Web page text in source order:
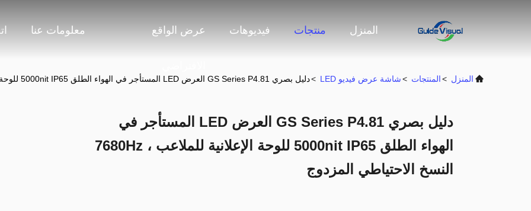
المنزل منتجات فيديوهات عرض الواقع معلومات عنا
المنزل >المنتجات >شاشة عرض فيديو LED >دليل بصري GS Series P4.81 العرض LED المستأجر في الهواء الطلق 5000nit IP65 للوحة الإعلانية للملاعب ، 7680Hz النسخ الاحتياطي المزدوج
دليل بصري GS Series P4.81 العرض LED المستأجر في
الهواء الطلق 5000nit IP65 للوحة الإعلانية للملاعب ، 7680Hz
النسخ الاحتياطي المزدوج